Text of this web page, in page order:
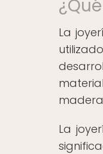
La
La